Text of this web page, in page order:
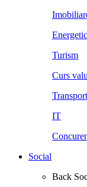
Turism
Curs
Transport
IT
Social
Back